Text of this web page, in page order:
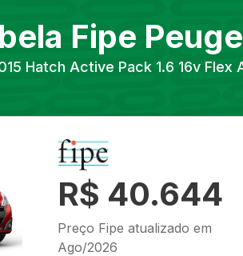
Fipe
Hatch Active Pack 1.6 16v Flex
R$ 40.644
Preço Fipe atualizado em
Ago/2026